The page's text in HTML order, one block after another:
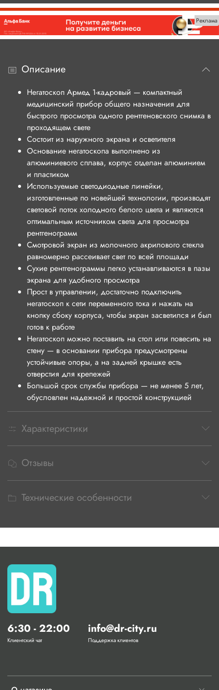
Реклама
Описание
Негатоскоп Армед 1-кадровый — компактный
медицинский прибор общего назначения для
быстрого просмотра одного рентгеновского снимка в
проходящем свете
Состоит из наружного экрана и осветителя
Основание негатоскопа выполнено из
алюминиевого сплава, корпус отделан алюминием
и пластиком
Используемые светодиодные линейки,
изготовленные по новейшей технологии, производят
световой поток холодного белого цвета и являются
оптимальным источником света для просмотра
рентгенограмм
Смотровой экран из молочного акрилового стекла
равномерно рассеивает свет по всей площади
Сухие рентгенограммы легко устанавливаются в пазы
экрана для удобного просмотра
Прост в управлении, достаточно подключить
негатоскоп к сети переменного тока и нажать на
кнопку сбоку корпуса, чтобы экран засветился и был
готов к работе
Негатоскоп можно поставить на стол или повесить на
стену — в основании прибора предусмотрены
устойчивые опоры, а на задней крышке есть
отверстия для крепежей
Большой срок службы прибора — не менее 5 лет,
обусловлен надежной и простой конструкцией
Характеристики
Отзывы
Технические особенности
6:30 - 22:00
Клиентский чат
info@dr-city.ru
Поддержка клиентов